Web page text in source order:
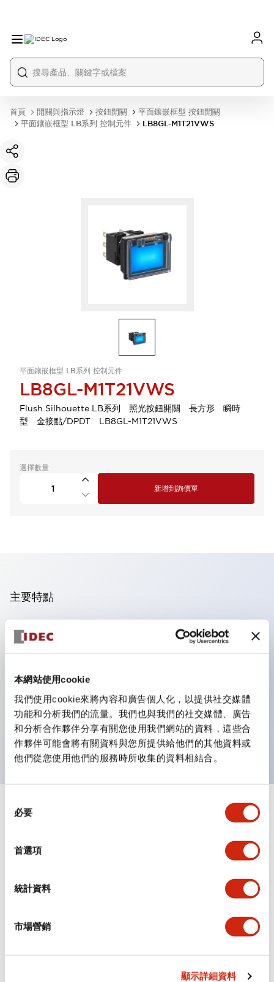
本網站使用cookie
我們使用cookie來將內容和廣告個人化，以提供社交媒體
功能和分析我們的流量。我們也與我們的社交媒體、廣告
和分析合作夥伴分享有關您使用我們網站的資料，這些合
作夥伴可能會將有關資料與您所提供給他們的其他資料或
他們從您使用他們的服務時所收集的資料相結合。
必要
首選項
統計資料
市場營銷
顯示詳細資料
首頁 開關與指示燈 按鈕開關
平面鑲嵌框型 按鈕開關
平面鑲嵌框型 LB系列 控制元件
LB8GL-M1T21VWS
平面鑲嵌框型 LB系列 控制元件
LB8GL-M1T21VWS
Flush Silhouette LB系列 照光按鈕開關 長方形 瞬時
型 金接點/DPDT LB8GL-M1T21VWS
選擇數量
新增到詢價單
主要特點
操作面板的凹凸減少，呈現銳利感。
支援分離型／單板式
優秀的防水性能。保護結構IP65
按鈕開關、選擇開關、帶鎖選擇開關最多3c接點。
邊框顏色有黑色與金屬色兩種。
LED照明帶來明亮且清晰的照明面
規格 顯示全部 +